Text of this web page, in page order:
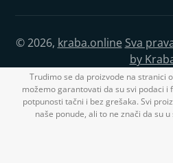
© 2026, kraba.online Sva
by
Trudimo se da proizvode na stranici
možemo garantovati da su svi podaci
potpunosti tačni i bez grešaka. Svi
naše ponude, ali to ne znači da su